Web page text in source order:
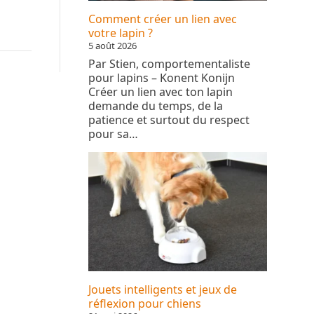
Comment créer un lien avec
votre lapin ?
5 août 2026
Par Stien, comportementaliste
pour lapins – Konent Konijn
Créer un lien avec ton lapin
demande du temps, de la
patience et surtout du respect
pour sa…
Jouets intelligents et jeux de
réflexion pour chiens